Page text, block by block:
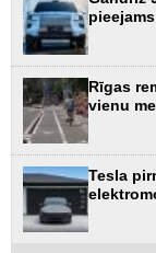
Rīgas
vienu
Tesla